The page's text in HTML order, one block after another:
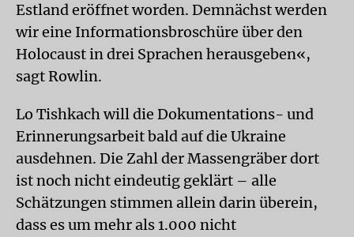
Estland eröffnet worden. Demnächst werden
wir eine Informationsbroschüre über den
Holocaust in drei Sprachen herausgeben«,
sagt Rowlin.
Lo Tishkach will die Dokumentations- und
Erinnerungsarbeit bald auf die Ukraine
ausdehnen. Die Zahl der Massengräber dort
ist noch nicht eindeutig geklärt – alle
Schätzungen stimmen allein darin überein,
dass es um mehr als 1.000 nicht